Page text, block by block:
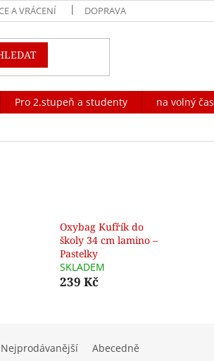
A VRÁCENÍ DOPRAVA
Pro 2.stupeň a studenty na volný
Oxybag Kufřík do
školy 34 cm lamino –
Pastelky
SKLADEM
239 Kč
Nejprodávanější Abecedně